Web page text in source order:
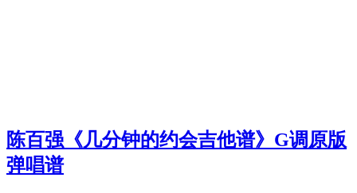
陈百强《几分钟的约会吉他谱》G调原版
弹唱谱